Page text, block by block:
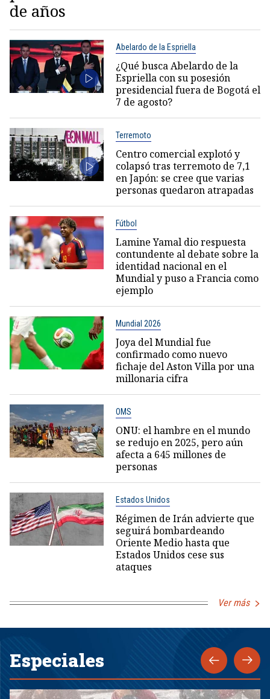
de años
Abelardo de la Espriella
¿Qué busca Abelardo de la
Espriella con su posesión
presidencial fuera de Bogotá el
7 de agosto?
Terremoto
Centro comercial explotó y
colapsó tras terremoto de 7,1
en Japón: se cree que varias
personas quedaron atrapadas
Fútbol
Lamine Yamal dio respuesta
contundente al debate sobre la
identidad nacional en el
Mundial y puso a Francia como
ejemplo
Mundial 2026
Joya del Mundial fue
confirmado como nuevo
fichaje del Aston Villa por una
millonaria cifra
OMS
ONU: el hambre en el mundo
se redujo en 2025, pero aún
afecta a 645 millones de
personas
Estados Unidos
Régimen de Irán advierte que
seguirá bombardeando
Oriente Medio hasta que
Estados Unidos cese sus
ataques
Ver más
Especiales